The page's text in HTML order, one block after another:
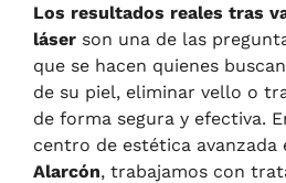
Los resultados reales tras
láser son una de las
que se hacen quienes
de su piel, eliminar vello o
de forma segura y efectiva.
centro de estética avanzada
Alarcón, trabajamos con